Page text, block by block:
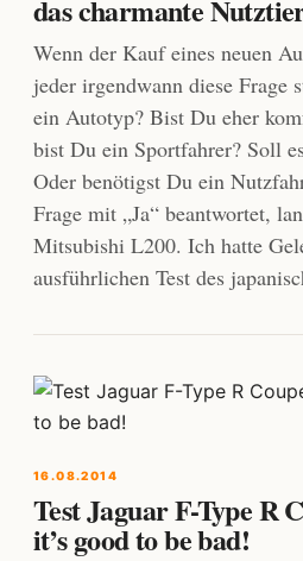
das charmante
Wenn der Kauf eines neuen
jeder irgendwann diese Frage
ein Autotyp? Bist Du eher
bist Du ein Sportfahrer? Soll
Oder benötigst Du ein
Frage mit „Ja“ beantwortet,
Mitsubishi L200. Ich hatte
ausführlichen Test des
16.08.2014
Test Jaguar F-Type R
it’s good to be bad!